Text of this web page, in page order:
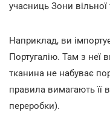
учасниць Зони вільної
Наприклад, ви
Португалію. Там з неї
тканина не набуває
правила вимагають її
переробки).